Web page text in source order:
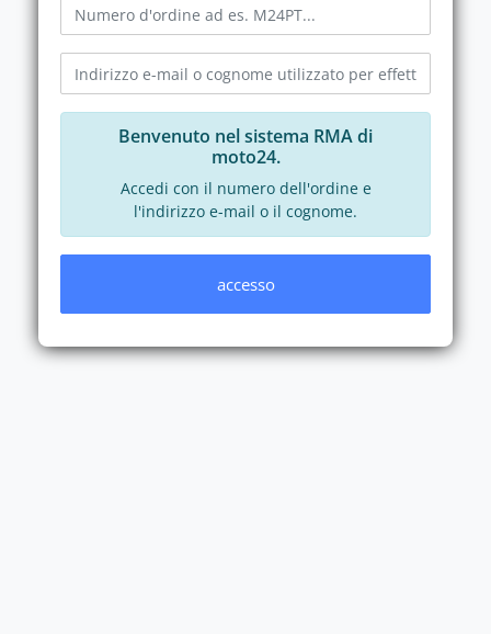
Benvenuto nel sistema RMA di
moto24.
Accedi con il numero dell'ordine e
l'indirizzo e-mail o il cognome.
accesso